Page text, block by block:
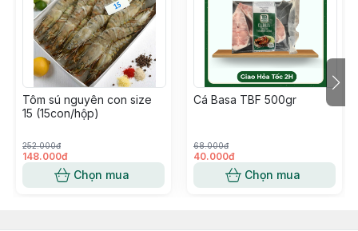
Tôm sú nguyên con size
15 (15con/hộp)
252.000đ
148.000đ
Chọn mua
Cá Basa TBF 500gr
68.000đ
40.000đ
Chọn mua